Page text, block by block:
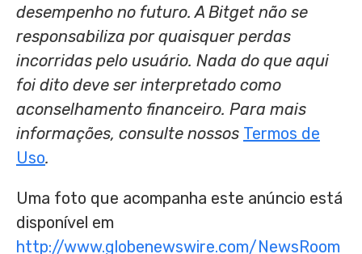
desempenho no futuro. A Bitget não se
responsabiliza por quaisquer perdas
incorridas pelo usuário. Nada do que aqui
foi dito deve ser interpretado como
aconselhamento financeiro. Para mais
informações, consulte nossos Termos de
Uso.
Uma foto que acompanha este anúncio está
disponível em
http://www.globenewswire.com/NewsRoom